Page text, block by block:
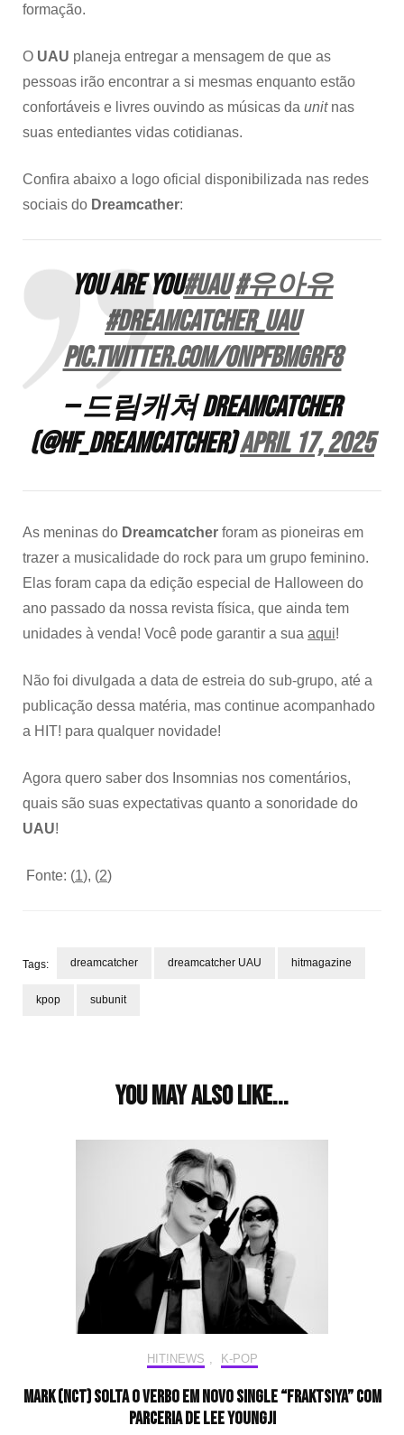
formação.
O UAU planeja entregar a mensagem de que as
pessoas irão encontrar a si mesmas enquanto estão
confortáveis e livres ouvindo as músicas da unitnas
suas entediantes vidas cotidianas.
Confira abaixo a logo oficial disponibilizada nas redes
sociais do Dreamcather:
YOU ARE YOU#UAU#유아유
#Dreamcatcher_UAU
pic.twitter.com/oNpFbMgRf8
— 드림캐쳐 Dreamcatcher
(@hf_dreamcatcher)April 17, 2025
As meninas do Dreamcatcher foram as pioneiras em
trazer a musicalidade do rock para um grupo feminino.
Elas foram capa da edição especial de Halloween do
ano passado da nossa revista física, que ainda tem
unidades à venda! Você pode garantir a sua aqui!
Não foi divulgada a data de estreia do sub-grupo, até a
publicação dessa matéria, mas continue acompanhado
a HIT! para qualquer novidade!
Agora quero saber dos Insomnias nos comentários,
quais são suas expectativas quanto a sonoridade do
UAU!
Fonte: (1), (2)
Tags: dreamcatcher dreamcatcher UAU hitmagazine
kpop subunit
You may also like...
HIT!NEWS K-POP
MARK (NCT) solta o verbo em novo single “Fraktsiya” com
parceria de Lee Youngji